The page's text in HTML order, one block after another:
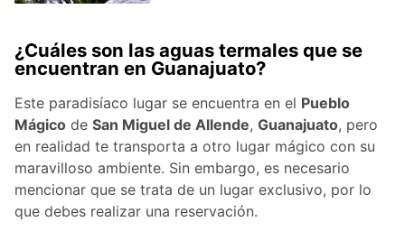
¿Cuáles son las aguas termales que se
encuentran en Guanajuato?
Este paradisíaco lugar se encuentra en el Pueblo
Mágico de San Miguel de Allende, Guanajuato, pero
en realidad te transporta a otro lugar mágico con su
maravilloso ambiente. Sin embargo, es necesario
mencionar que se trata de un lugar exclusivo, por lo
que debes realizar una reservación.